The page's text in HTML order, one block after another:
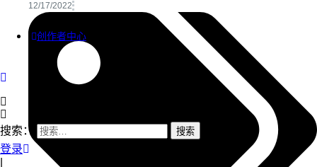
创作者中心
搜索：
登录
12/17/2022